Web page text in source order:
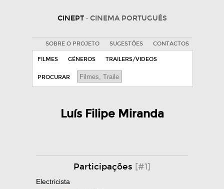
CINEPT · CINEMA PORTUGUÊS
SOBRE O PROJETO SUGESTÕES CONTACTOS
FILMES GÉNEROS TRAILERS/VIDEOS
PROCURAR
Luís Filipe Miranda
Participações [#1]
Electricista